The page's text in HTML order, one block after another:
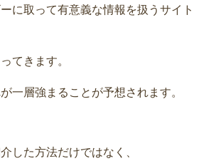
に取って有意義な情報を扱うサイト
てきます。
一層強まることが予想されます。
した方法だけではなく、